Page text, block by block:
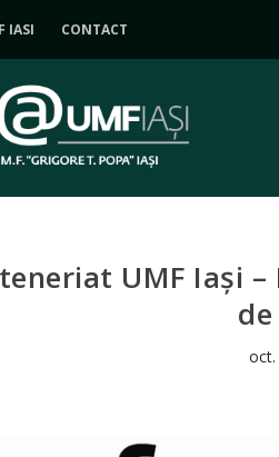
IASI CONTACT
UMF Iași
oct.